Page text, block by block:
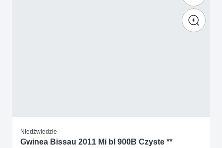
Niedźwiedzie
Gwinea Bissau 2011 Mi bl 900B Czyste **